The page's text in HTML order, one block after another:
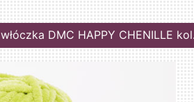
włóczka DMC HAPPY CHENILLE